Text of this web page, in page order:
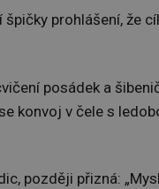
prohlášení, že
posádek a
konvoj v čele s
později přizná: